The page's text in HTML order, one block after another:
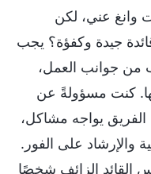
وانغ عني، لكن
جيدة وكفؤة؟ يجب
من جوانب العمل،
كنت مسؤولةً عن
الفريق يواجه مشاكل،
والإرشاد على الفور.
القائد الزائف شخصًا